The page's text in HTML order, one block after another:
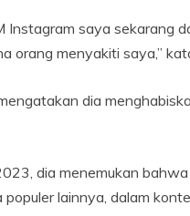
Instagram saya sekarang
orang menyakiti saya,”
dia
dia menemukan
lainnya, dalam